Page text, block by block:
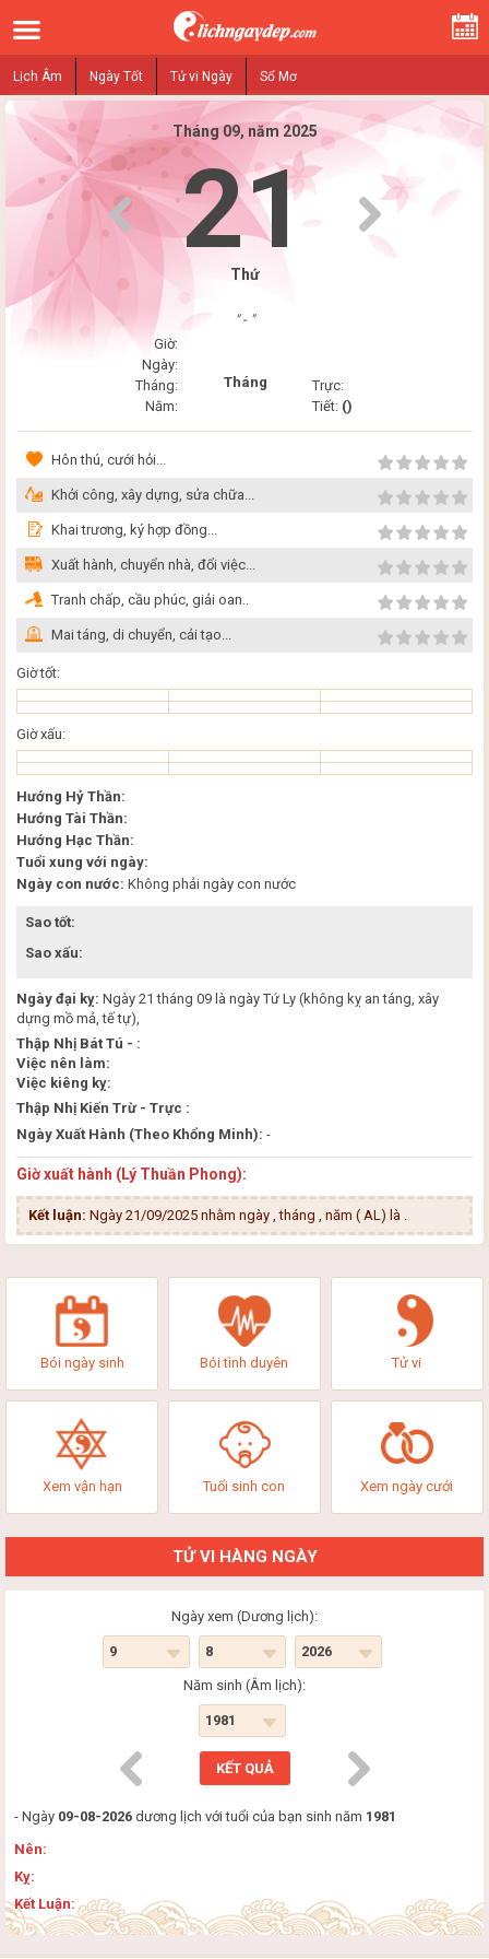
Lịch Âm Ngày Tốt Tử vi Ngày Sổ Mơ
Tháng 09, năm 2025
21
Thứ
" - "
Giờ:
Ngày:
Tháng:
Năm:
Tháng
Trực:
Tiết: ()
Hôn thú, cưới hỏi...
Khởi công, xây dựng, sửa chữa...
Khai trương, ký hợp đồng...
Xuất hành, chuyển nhà, đổi việc...
Tranh chấp, cầu phúc, giải oan..
Mai táng, di chuyển, cải tạo...
Giờ tốt:
Giờ xấu:
Hướng Hỷ Thần:
Hướng Tài Thần:
Hướng Hạc Thần:
Tuổi xung với ngày:
Ngày con nước: Không phải ngày con nước
Sao tốt:
Sao xấu:
Ngày đại kỵ: Ngày 21 tháng 09 là ngày Tứ Ly (không kỵ an táng, xây
dựng mồ mả, tế tự),
Thập Nhị Bát Tú - :
Việc nên làm:
Việc kiêng kỵ:
Thập Nhị Kiến Trừ - Trực :
Ngày Xuất Hành (Theo Khổng Minh): -
Giờ xuất hành (Lý Thuần Phong):
Kết luận: Ngày 21/09/2025 nhằm ngày , tháng , năm ( AL) là .
Bói ngày sinh Bói tình duyên Tử vi
Xem vận hạn Tuổi sinh con Xem ngày cưới
TỬ VI HÀNG NGÀY
Ngày xem (Dương lịch):
Năm sinh (Âm lịch):
- Ngày 09-08-2026 dương lịch với tuổi của bạn sinh năm 1981
Nên:
Kỵ:
Kết Luận: